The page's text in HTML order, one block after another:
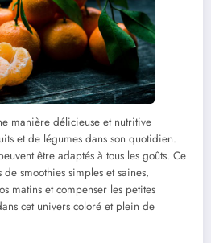
manière délicieuse et nutritive
et de légumes dans son quotidien.
être adaptés à tous les goûts. Ce
smoothies simples et saines,
matins et compenser les petites
cet univers coloré et plein de